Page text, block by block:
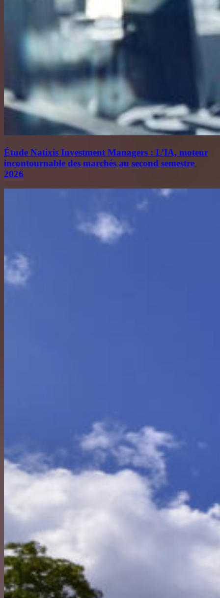
Étude Natixis Investment Managers : L’IA, moteur
incontournable des marchés au second semestre
2026